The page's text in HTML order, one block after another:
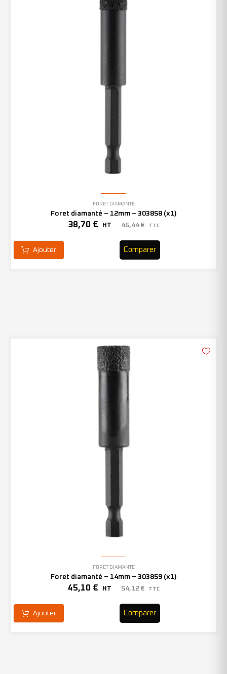
FORET DIAMANTÉ
Foret diamanté – 12mm – 303858 (x1)
38,70 € HT 46,44 € TTC
Ajouter Comparer
FORET DIAMANTÉ
Foret diamanté – 14mm – 303859 (x1)
45,10 € HT 54,12 € TTC
Ajouter Comparer